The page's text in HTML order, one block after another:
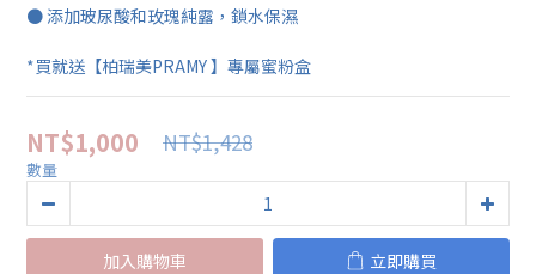
● 添加玻尿酸和玫瑰純露，鎖水保濕
*買就送【柏瑞美PRAMY 】專屬蜜粉盒
NT$1,000 NT$1,428
數量
加入購物車 立即購買